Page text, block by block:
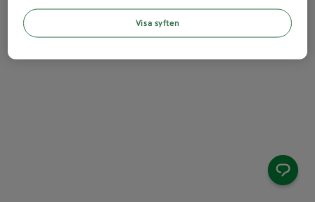
Visa syften